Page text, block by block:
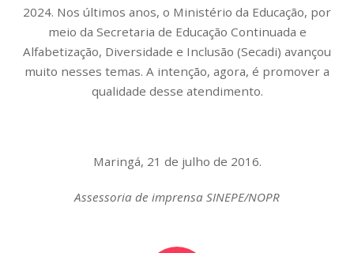
2024. Nos últimos anos, o Ministério da Educação, por
meio da Secretaria de Educação Continuada e
Alfabetização, Diversidade e Inclusão (Secadi) avançou
muito nesses temas. A intenção, agora, é promover a
qualidade desse atendimento.
Maringá, 21 de julho de 2016.
Assessoria de imprensa SINEPE/NOPR